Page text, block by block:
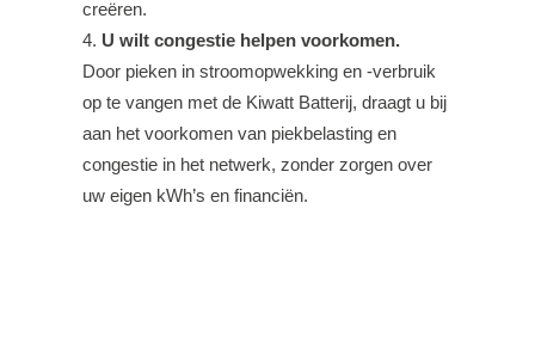
creëren.
U wilt congestie helpen voorkomen.
Door pieken in stroomopwekking en -verbruik
op te vangen met de Kiwatt Batterij, draagt u bij
aan het voorkomen van piekbelasting en
congestie in het netwerk, zonder zorgen over
uw eigen kWh’s en financiën.